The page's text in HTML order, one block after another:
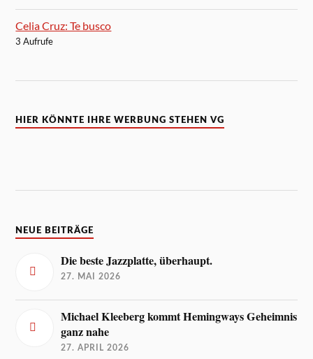
Celia Cruz: Te busco
3 Aufrufe
HIER KÖNNTE IHRE WERBUNG STEHEN VG
NEUE BEITRÄGE
Die beste Jazzplatte, überhaupt.
27. MAI 2026
Michael Kleeberg kommt Hemingways Geheimnis
ganz nahe
27. APRIL 2026